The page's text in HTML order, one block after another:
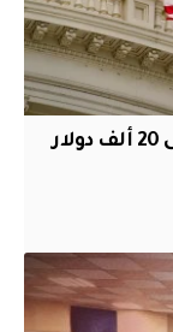
أميركا تقر سندات تأشيرات تصل إلى 20 ألف دولار